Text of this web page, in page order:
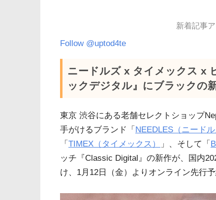
新着記事
Follow @uptod4te
ニードルズ x タイメックス x
ックデジタル』にブラックの
東京 渋谷にある老舗セレクトショップ
手がけるブランド「 NEEDLES（ニードル
「 TIMEX（タイメックス） 」、そして「
ッチ『Classic Digital』の新作が、国内
け、1月12日（金）よりオンライン先行